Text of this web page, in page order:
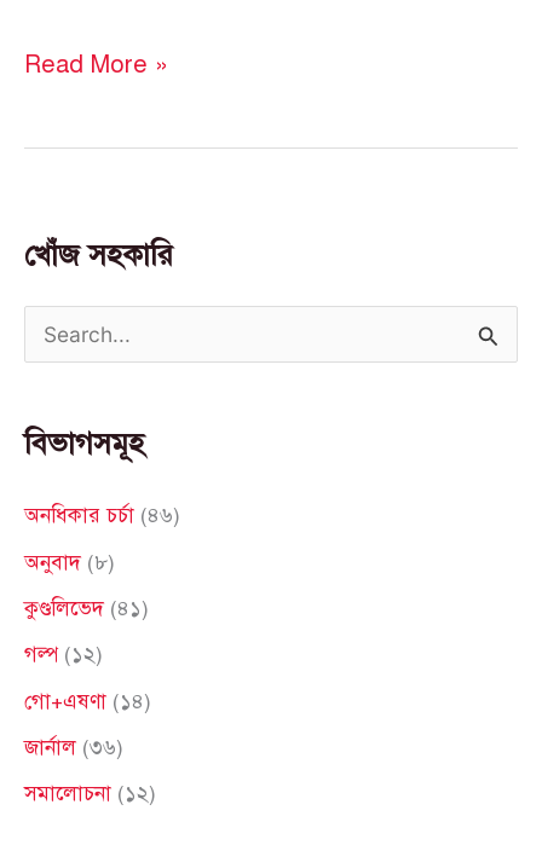
Read More »
খোঁজ সহকারি
a
r
c
o
:
বিভাগসমূহ
অনধিকার চর্চা (৪৬)
অনুবাদ(৮)
কুণ্ডলিভেদ(৪১)
গল্প(১২)
গো+এষণা (১৪)
জার্নাল (৩৬)
সমালোচনা (১২)